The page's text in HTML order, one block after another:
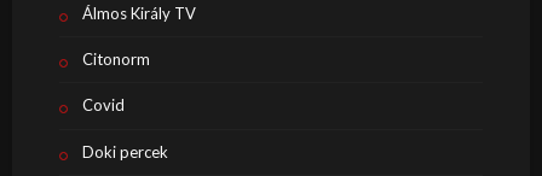
Álmos Király TV
Citonorm
Covid
Doki percek